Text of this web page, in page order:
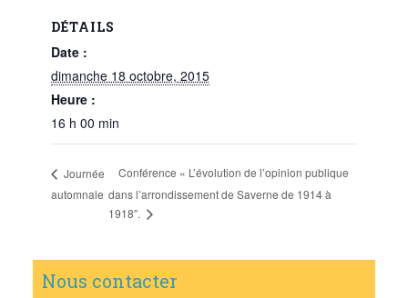
DÉTAILS
Date :
dimanche 18 octobre, 2015
Heure :
16 h 00 min
Journée
automnale
Conférence « L’évolution de l’opinion publique
dans l’arrondissement de Saverne de 1914 à
1918″.
Nous contacter